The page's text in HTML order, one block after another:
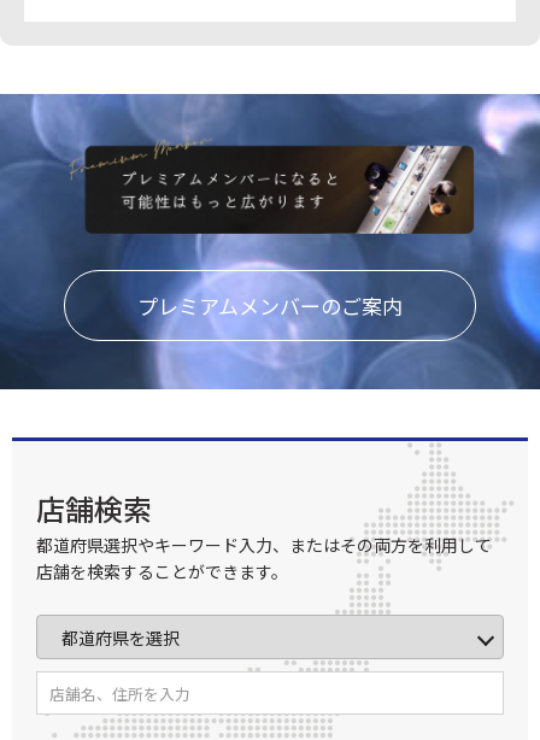
プレミアムメンバーのご案内
店舗検索
都道府県選択やキーワード入力、またはその両方を利用して
店舗を検索することができます。